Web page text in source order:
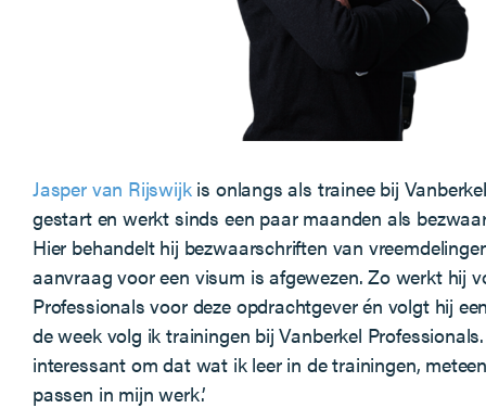
Jasper van Rijswijkis onlangs als trainee bij
gestart en werkt sinds een paar maanden als
Hier behandelt hij bezwaarschriften van
aanvraag voor een visum is afgewezen. Zo werkt hij
Professionals voor deze opdrachtgever én volgt hij
de week volg ik trainingen bij Vanberkel
interessant om dat wat ik leer in de trainingen,
passen in mijn werk.’